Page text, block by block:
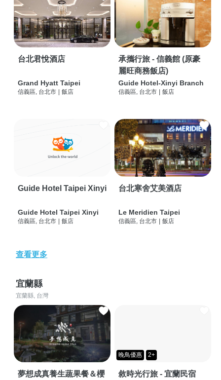
台北君悅酒店
Grand Hyatt Taipei
信義區, 台北市 飯店
承攜行旅 - 信義館 (原豪
麗旺商務飯店)
Guide Hotel-Xinyi Branch
信義區, 台北市 飯店
Guide Hotel Taipei Xinyi
Guide Hotel Taipei Xinyi
信義區, 台北市 | 飯店
台北寒舍艾美酒店
Le Meridien Taipei
信義區, 台北市 | 飯店
查看更多
宜蘭縣
宜蘭縣, 台灣
夢想成真養生蔬果餐＆櫻
晚鳥優惠 2+
敘時光行旅 - 宜蘭民宿